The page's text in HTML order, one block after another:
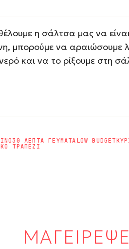
η σάλτσα μας να
μπορούμε να αραιώσουμε
και να το ρίξουμε στη
30 ΛΕΠΤΑ ΓΕΥΜΑΤΑLOW BUDGET
ΤΡΑΠΕΖΙ